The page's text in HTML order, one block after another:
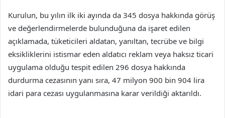
Kurulun, bu yılın ilk iki ayında da 345 dosya hakkında görüş
ve değerlendirmelerde bulunduğuna da işaret edilen
açıklamada, tüketicileri aldatan, yanıltan, tecrübe ve bilgi
eksikliklerini istismar eden aldatıcı reklam veya haksız ticari
uygulama olduğu tespit edilen 296 dosya hakkında
durdurma cezasının yanı sıra, 47 milyon 900 bin 904 lira
idari para cezası uygulanmasına karar verildiği aktarıldı.